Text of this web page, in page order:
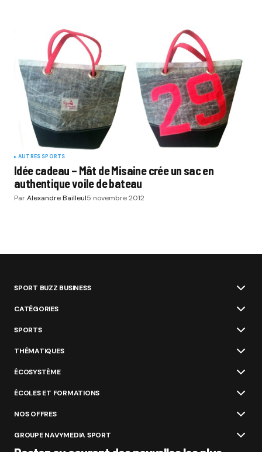
AUTRES SPORTS
Idée cadeau – Mât de Misaine crée un sac en
authentique voile de bateau
ParAlexandre Bailleul5 novembre 2012
SPORT BUZZ BUSINESS
CATÉGORIES
SPORTS
THÉMATIQUES
ÉCOSYSTÈME
ÉCOLES ET FORMATIONS
NOS OFFRES
GROUPE NAVYMEDIA SPORT